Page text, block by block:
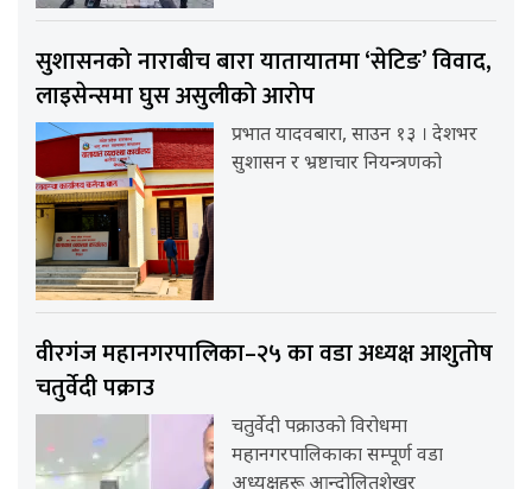
सुशासनको नाराबीच बारा यातायातमा ‘सेटिङ’ विवाद,
लाइसेन्समा घुस असुलीको आरोप
प्रभात यादवबारा, साउन १३ । देशभर
सुशासन र भ्रष्टाचार नियन्त्रणको
वीरगंज महानगरपालिका–२५ का वडा अध्यक्ष आशुतोष
चतुर्वेदी पक्राउ
चतुर्वेदी पक्राउको विरोधमा
महानगरपालिकाका सम्पूर्ण वडा